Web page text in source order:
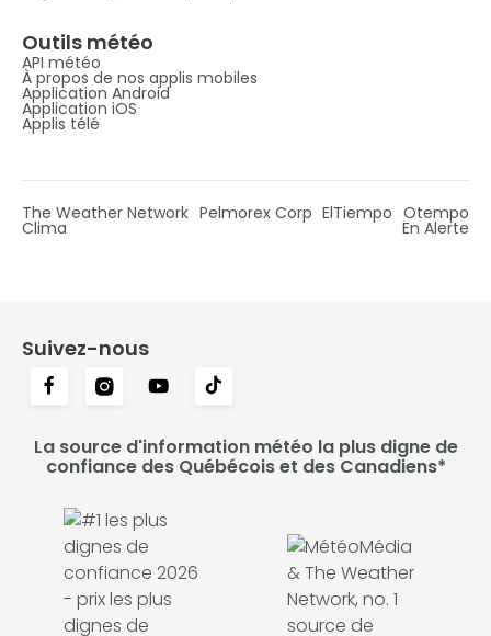
Outils météo
API météo
À propos de nos applis mobiles
Application Android
Application iOS
Applis télé
The Weather Network Pelmorex Corp ElTiempo Otempo
Clima En Alerte
Suivez-nous
La source d'information météo la plus digne de
confiance des Québécois et des Canadiens*